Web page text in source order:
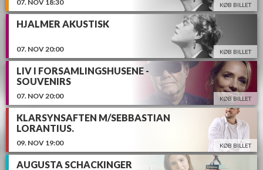
07. NOV 18:30 KØB BILLET
07. NOV20:00
HJALMER AKUSTISK
KØB BILLET
07. NOV20:00
LIV I FORSAMLINGSHUSENE -
SOUVENIRS
KØB BILLET
09. NOV 19:00
KLARSYNSAFTEN M/SEBBASTIAN
LORANTIUS.
KØB BILLET
AUGUSTA SCHACKINGER